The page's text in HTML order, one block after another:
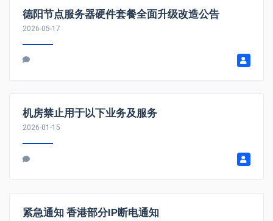
德阳节点服务器硬件套餐全面升级改造公告
2026-05-17
机房禁止用于以下业务及服务
2026-01-15
紧急通知 香港部分IP断电通知